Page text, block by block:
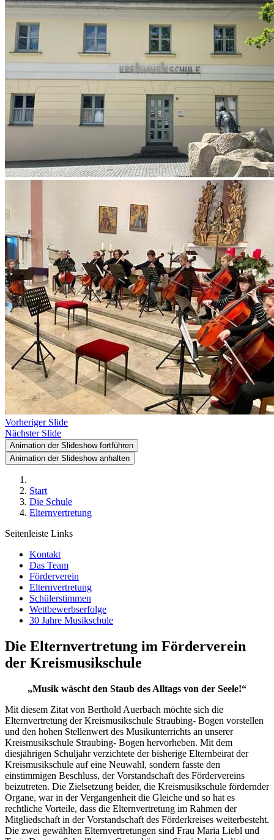
Vorheriger Slide
Nächster Slide
Animation der Slideshow fortführen
Animation der Slideshow anhalten
Start
Die Schule
Elternvertretung
Seitenleiste Links
Kontakt
Das Team
Förderverein
Elternvertretung
Schülerstimmen
Wettbewerbserfolge
30 Jahre Musikschule
Die Elternvertretung im Förderverein
der Kreismusikschule
„Musik wäscht den Staub des Alltags von der Seele!“
Mit diesem Zitat von Berthold Auerbach möchte sich die
Elternvertretung der Kreismusikschule Straubing- Bogen vorstellen
und den hohen Stellenwert des Musikunterrichts an unserer
Kreismusikschule Straubing- Bogen hervorheben. Mit dem
diesjährigen Schuljahr verzichtete der bisherige Elternbeirat der
Kreismusikschule auf eine Neuwahl, sondern fasste den
einstimmigen Beschluss, der Vorstandschaft des Fördervereins
beizutreten. Die Zielsetzung beider, die Kreismusikschule fördernder
Organe, war in der Vergangenheit die Gleiche und so hat es
rechtliche Vorteile, dass die Elternvertretung im Rahmen der
Mitgliedschaft in der Vorstandschaft des Förderkreises weiterbesteht.
Die zwei gewählten Elternvertretungen sind Frau Maria Liebl und